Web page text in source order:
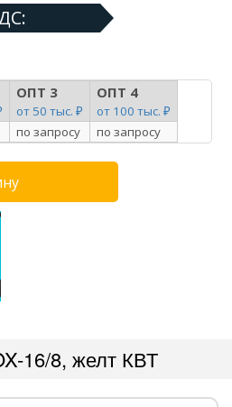
ОПТ 3
от 50 тыс. ₽
ОПТ 4
от 100 тыс. ₽
по запросу по запросу
16/8, желт КВТ